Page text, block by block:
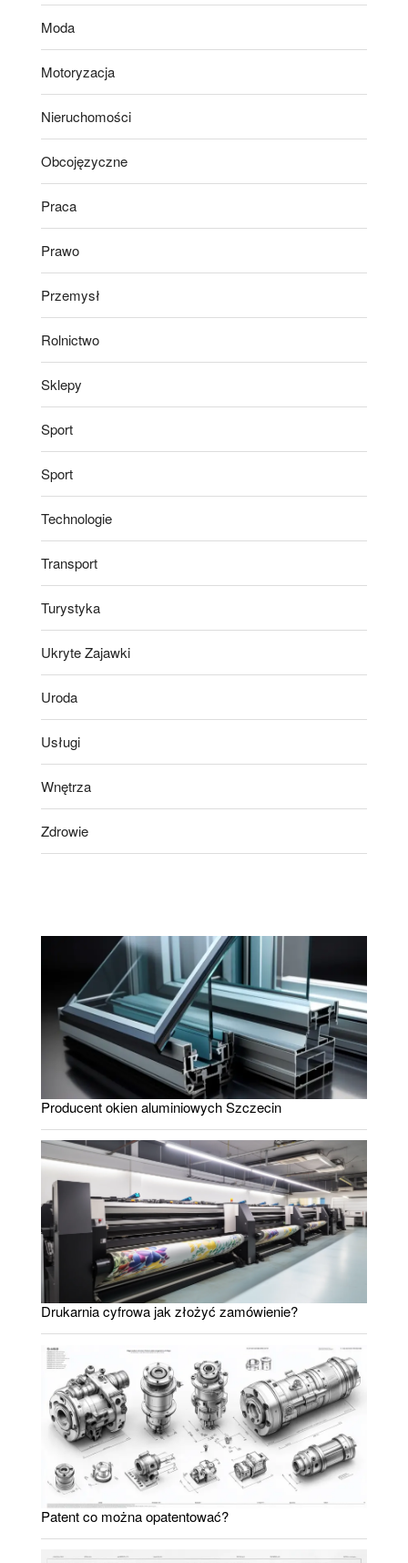
Moda
Motoryzacja
Nieruchomości
Obcojęzyczne
Praca
Prawo
Przemysł
Rolnictwo
Sklepy
Sport
Sport
Technologie
Transport
Turystyka
Ukryte Zajawki
Uroda
Usługi
Wnętrza
Zdrowie
Producent okien aluminiowych Szczecin
Drukarnia cyfrowa jak złożyć zamówienie?
Patent co można opatentować?